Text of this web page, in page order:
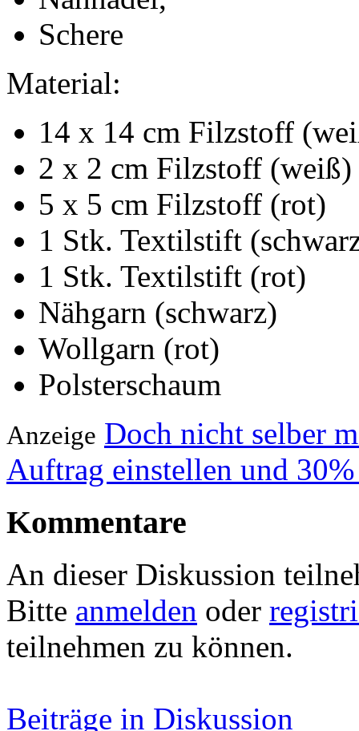
Schere
Material:
14 x 14 cm Filzstoff
2 x 2 cm Filzstoff (weiß)
5 x 5 cm Filzstoff (rot)
1 Stk. Textilstift
1 Stk. Textilstift (rot)
Nähgarn (schwarz)
Wollgarn (rot)
Polsterschaum
Anzeige Doch nicht selber
Auftrag einstellen und
Kommentare
An dieser Diskussion
Bitte anmelden oder
teilnehmen zu können.
Beiträge in Diskussion